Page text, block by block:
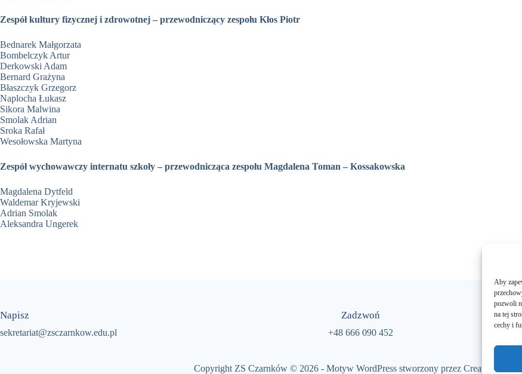
Aby
pozwoli
na tej
cechy i
Zespół kultury fizycznej i zdrowotnej – przewodniczący zespołu Kłos Piotr
Bednarek Małgorzata
Bombelczyk Artur
Derkowski Adam
Bernard Grażyna
Błaszczyk Grzegorz
Naplocha Łukasz
Sikora Malwina
Smolak Adrian
Sroka Rafał
Wesołowska Martyna
Zespół wychowawczy internatu szkoły – przewodnicząca zespołu Magdalena Toman – Kossakowska
Magdalena Dytfeld
Waldemar Kryjewski
Adrian Smolak
Aleksandra Ungerek
Napisz
sekretariat@zsczarnkow.edu.pl
Zadzwoń
+48 666 090 452
Copyright ZS Czarnków © 2026 - Motyw WordPress stworzony przezCreative Themes